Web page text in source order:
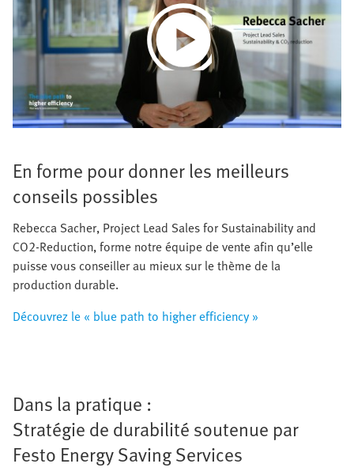
Play
Video
En forme pour donner les meilleurs
conseils possibles
Rebecca Sacher, Project Lead Sales for Sustainability and
CO2-Reduction, forme notre équipe de vente afin qu’elle
puisse vous conseiller au mieux sur le thème de la
production durable.
Découvrez le « blue path to higher efficiency »
Dans la pratique :
Stratégie de durabilité soutenue par
Festo Energy Saving Services